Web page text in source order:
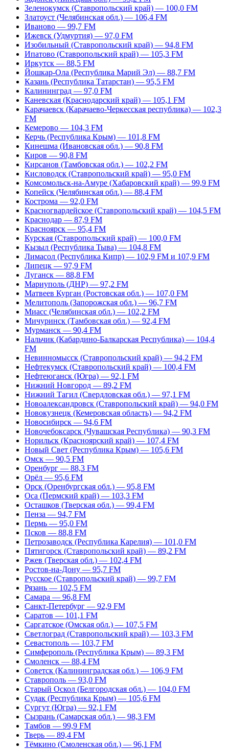
Зеленокумск (Ставропольский край) — 100,0 FM
Златоуст (Челябинская обл.) — 106,4 FM
Иваново — 99,7 FM
Ижевск (Удмуртия) — 97,0 FM
Изобильный (Ставропольский край) — 94,8 FM
Ипатово (Ставропольский край) — 105,3 FM
Иркутск — 88,5 FM
Йошкар-Ола (Республика Марий Эл) — 88,7 FM
Казань (Республика Татарстан) — 95,5 FM
Калининград — 97,0 FM
Каневская (Краснодарский край) — 105,1 FM
Карачаевск (Карачаево-Черкесская республика) — 102,3
FM
Кемерово — 104,3 FM
Керчь (Республика Крым) — 101,8 FM
Кинешма (Ивановская обл.) — 90,8 FM
Киров — 90,8 FM
Кирсанов (Тамбовская обл.) — 102,2 FM
Кисловодск (Ставропольский край) — 95,0 FM
Комсомольск-на-Амуре (Хабаровский край) — 99,9 FM
Копейск (Челябинская обл.) — 88,4 FM
Кострома — 92,0 FM
Красногвардейское (Ставропольский край) — 104,5 FM
Краснодар — 87,9 FM
Красноярск — 95,4 FM
Курская (Ставропольский край) — 100,0 FM
Кызыл (Республика Тыва) — 104,8 FM
Лимасол (Республика Кипр) — 102,9 FM и 107,9 FM
Липецк — 97,9 FM
Луганск — 88,8 FM
Мариуполь (ДНР) — 97,2 FM
Матвеев Курган (Ростовская обл.) — 107,0 FM
Мелитополь (Запорожская обл.) — 96,7 FM
Миасс (Челябинская обл.) — 102,2 FM
Мичуринск (Тамбовская обл.) — 92,4 FM
Мурманск — 90,4 FM
Нальчик (Кабардино-Балкарская Республика) — 104,4
FM
Невинномысск (Ставропольский край) — 94,2 FM
Нефтекумск (Ставропольский край) — 100,4 FM
Нефтеюганск (Югра) — 92,1 FM
Нижний Новгород — 89,2 FM
Нижний Тагил (Свердловская обл.) — 97,1 FM
Новоалександровск (Ставропольский край) — 94,0 FM
Новокузнецк (Кемеровская область) — 94,2 FM
Новосибирск — 94,6 FM
Новочебоксарск (Чувашская Республика) — 90,3 FM
Норильск (Красноярский край) — 107,4 FM
Новый Свет (Республика Крым) — 105,6 FM
Омск — 90,5 FM
Оренбург — 88,3 FM
Орёл — 95,6 FM
Орск (Оренбургская обл.) — 95,8 FM
Оса (Пермский край) — 103,3 FM
Осташков (Тверская обл.) — 99,4 FM
Пенза — 94,7 FM
Пермь — 95,0 FM
Псков — 88,8 FM
Петрозаводск (Республика Карелия) — 101,0 FM
Пятигорск (Ставропольский край) — 89,2 FM
Ржев (Тверская обл.) — 102,4 FM
Ростов-на-Дону — 95,7 FM
Русское (Ставропольский край) — 99,7 FM
Рязань — 102,5 FM
Самара — 96,8 FM
Санкт-Петербург — 92,9 FM
Саратов — 101,1 FM
Саргатское (Омская обл.) — 107,5 FM
Светлоград (Ставропольский край) — 103,3 FM
Севастополь — 103,7 FM
Симферополь (Республика Крым) — 89,3 FM
Смоленск — 88,4 FM
Советск (Калининградская обл.) — 106,9 FM
Ставрополь — 93,0 FM
Старый Оскол (Белгородская обл.) — 104,0 FM
Судак (Республика Крым) — 105,6 FM
Сургут (Югра) — 92,1 FM
Сызрань (Самарская обл.) — 98,3 FM
Тамбов — 99,9 FM
Тверь — 89,4 FM
Тёмкино (Смоленская обл.) — 96,1 FM